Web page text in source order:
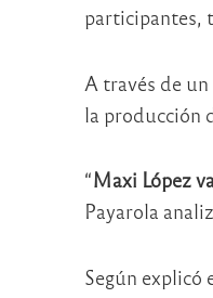
participantes,
A través de un
la producción
“Maxi López
Payarola
Según